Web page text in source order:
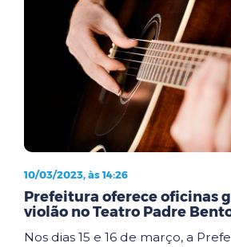
10/03/2023, às 14:26
Prefeitura oferece oficinas
violão no Teatro Padre
Nos dias 15 e 16 de março, a